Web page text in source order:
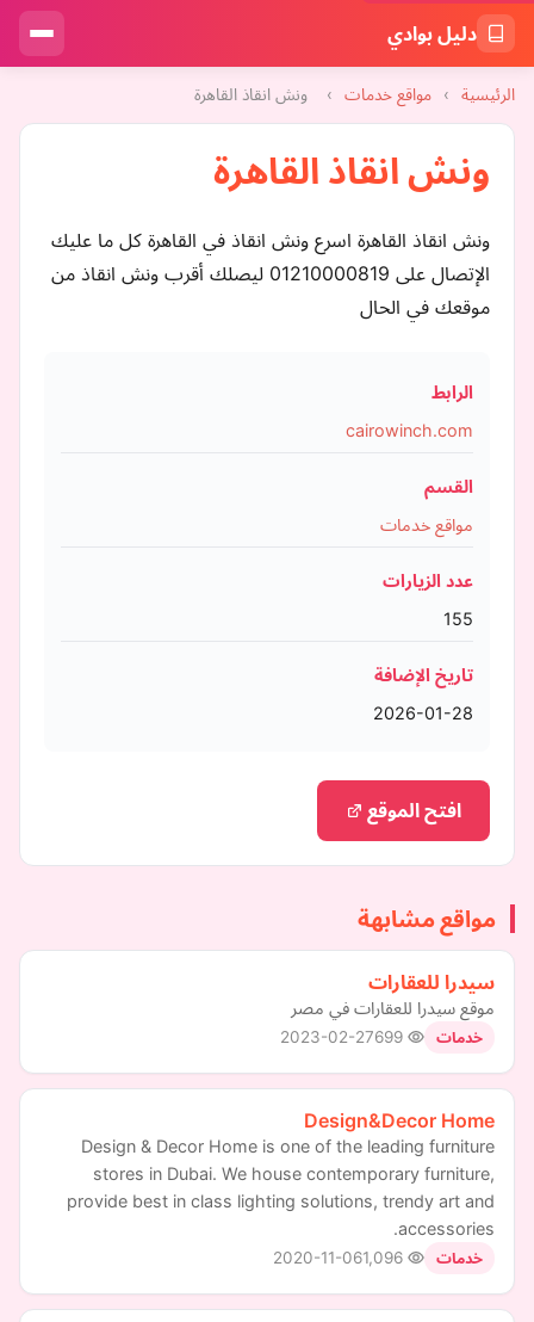
دليل بوادي
الرئيسية › مواقع خدمات › ونش انقاذ القاهرة
ونش انقاذ القاهرة
ونش انقاذ القاهرة اسرع ونش انقاذ في القاهرة كل ما عليك
الإتصال على 01210000819 ليصلك أقرب ونش انقاذ من
موقعك في الحال
الرابط
cairowinch.com
القسم
مواقع خدمات
عدد الزيارات
155
تاريخ الإضافة
2026-01-28
افتح الموقع
مواقع مشابهة
سيدرا للعقارات
موقع سيدرا للعقارات في مصر
خدمات 2023-02-27
Design&Decor Home
Design & Decor Home is one of the leading furniture
stores in Dubai. We house contemporary furniture,
provide best in class lighting solutions, trendy art and
accessories.
خدمات 2020-11-06